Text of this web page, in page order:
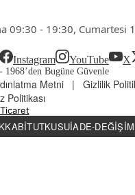
09:30 - 19:30, Cumartesi
Instagram YouTube X
1968’den Bugüne Güvenle
Metni |
Gizlilik
Politikası
Ticaret
İADE-DEĞIŞIM